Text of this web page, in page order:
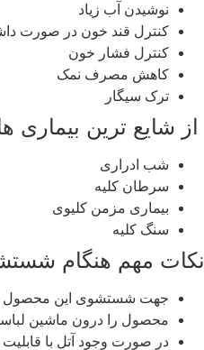
نوشیدن آب زیاد
کنترل قند خون در صورت
کنترل فشار خون
کاهش مصرف نمک
ترک سیگار
از شایع ترین بیماری
شب ادراری
سرطان کلیه
بیماری مزمن کلیوی
سنگ کلیه
نکات مهم هنگام
جهت شستشوی این محصول از
محصول را درون ماشین
در صورت وجود آتل با قابلیت